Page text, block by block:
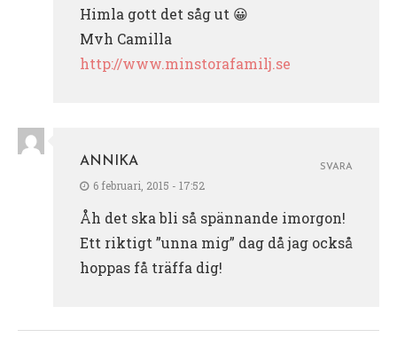
Himla gott det såg ut 😀
Mvh Camilla
http://www.minstorafamilj.se
ANNIKA
6 februari, 2015 - 17:52
Åh det ska bli så spännande imorgon!
Ett riktigt ”unna mig” dag då jag också
hoppas få träffa dig!
SVARA